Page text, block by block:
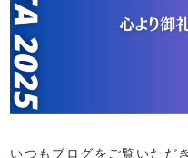
いつもブログをご覧いただ